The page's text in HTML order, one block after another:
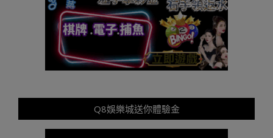
Q8娛樂城送你體驗金